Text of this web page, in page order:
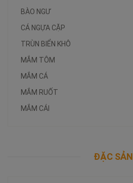
BÀO NGƯ
CÁ NGỰA CẶP
TRÙN BIỂN KHÔ
MẮM TÔM
MẮM CÁ
MẮM RUỐT
MẮM CÁI
ĐẶC SẢN